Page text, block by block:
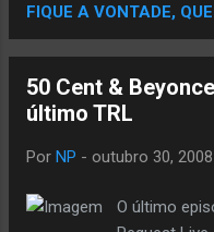
FIQUE A VONTADE,
50 Cent &
último TRL
Por NP - outubro 30, 2008
O último